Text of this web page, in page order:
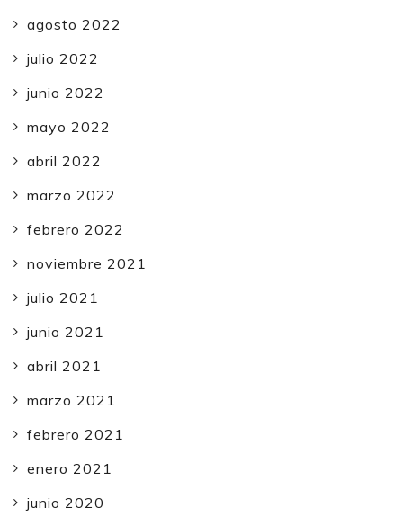
agosto 2022
julio 2022
junio 2022
mayo 2022
abril 2022
marzo 2022
febrero 2022
noviembre 2021
julio 2021
junio 2021
abril 2021
marzo 2021
febrero 2021
enero 2021
junio 2020